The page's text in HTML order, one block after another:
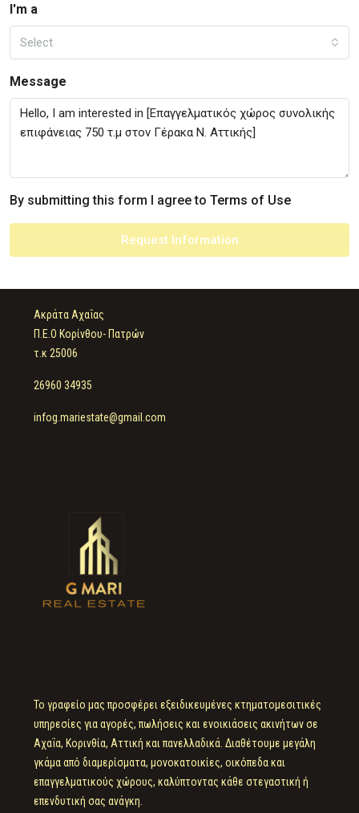
I'm a
Select
Message
By submitting this form I agree to Terms of Use
Request Information
Ακράτα Αχαΐας
Π.Ε.Ο Κορίνθου- Πατρών
τ.κ 25006
26960 34935
infog.mariestate@gmail.com
Το γραφείο μας προσφέρει εξειδικευμένες κτηματομεσιτικές
υπηρεσίες για αγορές, πωλήσεις και ενοικιάσεις ακινήτων σε
Αχαΐα, Κορινθία, Αττική και πανελλαδικά. Διαθέτουμε μεγάλη
γκάμα από διαμερίσματα, μονοκατοικίες, οικόπεδα και
επαγγελματικούς χώρους, καλύπτοντας κάθε στεγαστική ή
επενδυτική σας ανάγκη.